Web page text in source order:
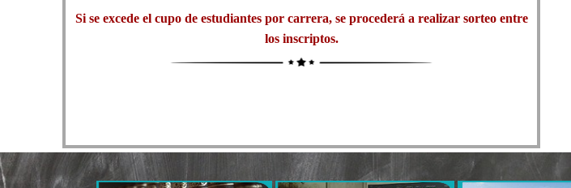
Si se excede el cupo de estudiantes por carrera, se procederá a realizar sorteo entre
los inscriptos.